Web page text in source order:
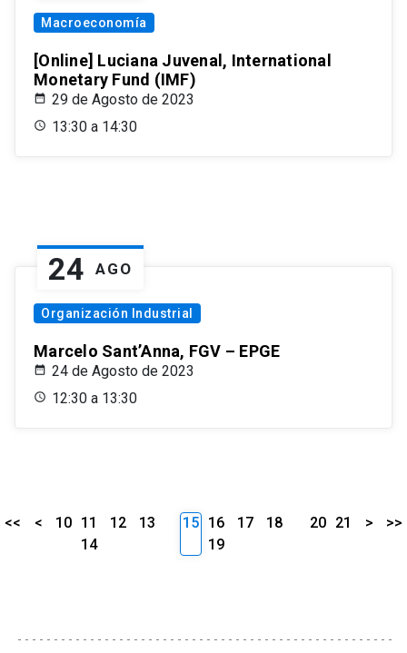
Macroeconomía
[Online] Luciana Juvenal, International
Monetary Fund (IMF)
29 de Agosto de 2023
13:30 a 14:30
24 AGO
Organización Industrial
Marcelo Sant’Anna, FGV – EPGE
24 de Agosto de 2023
12:30 a 13:30
<< < 10 11 12
13
14
15 16 17
18
19
20 21 > >>